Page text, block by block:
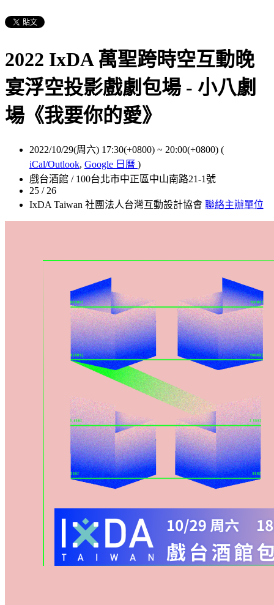
2022 IxDA 萬聖跨時空互動晚
宴浮空投影戲劇包場 - 小八劇
場《我要你的愛》
2022/10/29(周六) 17:30(+0800) ~ 20:00(+0800) (
iCal/Outlook, Google 日曆 )
戲台酒館 / 100台北市中正區中山南路21-1號
25 / 26
IxDA Taiwan 社團法人台灣互動設計協會 聯絡主辦單位